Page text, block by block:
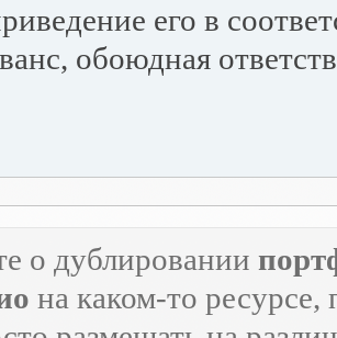
его в
обоюдная
о дублировании
на каком-то ресурсе,